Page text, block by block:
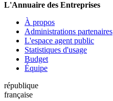
L'Annuaire des Entreprises
À propos
Administrations partenaires
L'espace agent public
Statistiques d'usage
Budget
Équipe
république
française